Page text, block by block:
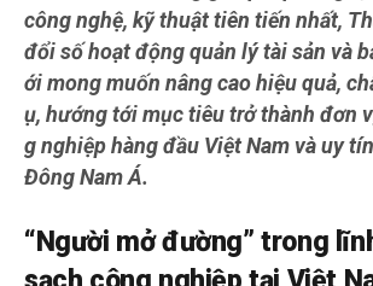
công nghệ, kỹ thuật tiên tiến nhất,
đổi số hoạt động quản lý tài sản và
ới mong muốn nâng cao hiệu quả,
ụ, hướng tới mục tiêu trở thành đơn
g nghiệp hàng đầu Việt Nam và uy
Đông Nam Á.
“Người mở đường” trong